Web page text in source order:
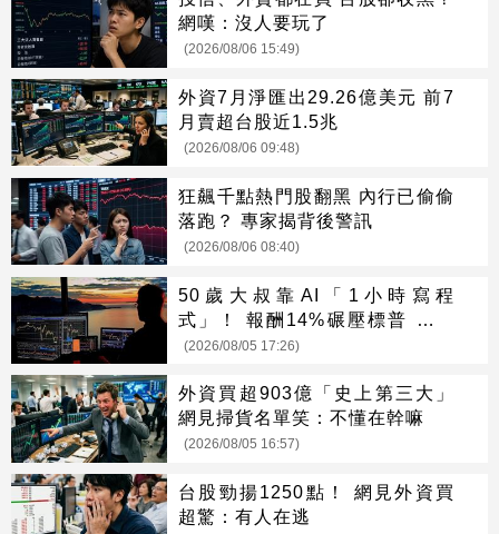
網嘆：沒人要玩了
(2026/08/06 15:49)
外資7月淨匯出29.26億美元 前7
月賣超台股近1.5兆
(2026/08/06 09:48)
狂飆千點熱門股翻黑 內行已偷偷
落跑？ 專家揭背後警訊
(2026/08/06 08:40)
50歲大叔靠AI「1小時寫程
式」！ 報酬14%碾壓標普 直接
辭職去炒股
(2026/08/05 17:26)
外資買超903億「史上第三大」
網見掃貨名單笑：不懂在幹嘛
(2026/08/05 16:57)
台股勁揚1250點！ 網見外資買
超驚：有人在逃